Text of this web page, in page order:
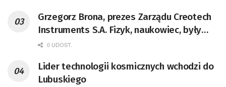
Grzegorz Brona, prezes Zarządu Creotech
Instruments S.A. Fizyk, naukowiec, były
pracownik CERN w Genewie,
doktor habilitowany nauk fizycznych,
koordynator Rady Sektorowej ds.
0 UDOST.
Lider technologii kosmicznych wchodzi do
Lubuskiego